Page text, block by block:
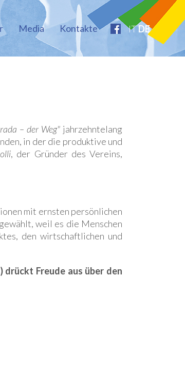
ITDE
Media Kontakte
– der Weg" jahrzehntelang
in der die produktive und
, der Gründer des Vereins,
mit ernsten persönlichen
weil es die Menschen
den wirtschaftlichen und
Freude aus über den